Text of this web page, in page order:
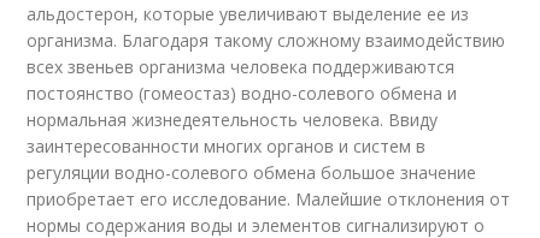
альдостерон, которые увеличивают выделение ее из
организма. Благодаря такому сложному взаимодействию
всех звеньев организма человека поддерживаются
постоянство (гомеостаз) водно-солевого обмена и
нормальная жизнедеятельность человека. Ввиду
заинтересованности многих органов и систем в
регуляции водно-солевого обмена большое значение
приобретает его исследование. Малейшие отклонения от
нормы содержания воды и элементов сигнализируют о